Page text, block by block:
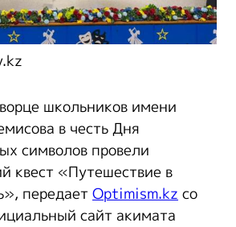
школьников имени
в честь Дня
символов провели
квест «Путешествие в
передает Optimism.kz со
сайт акимата